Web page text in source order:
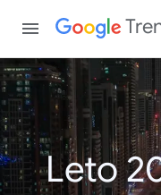
Leto